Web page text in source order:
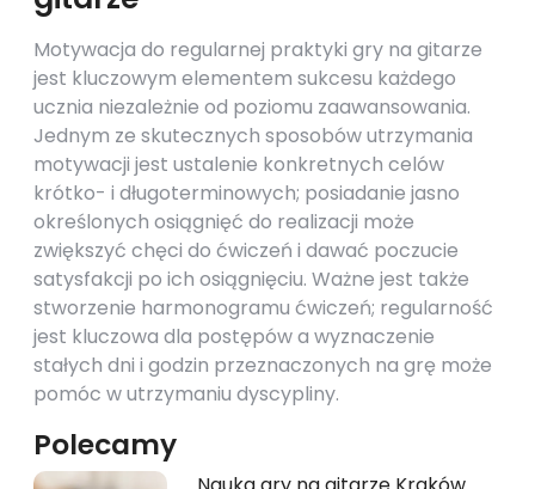
Motywacja do regularnej praktyki gry na gitarze
jest kluczowym elementem sukcesu każdego
ucznia niezależnie od poziomu zaawansowania.
Jednym ze skutecznych sposobów utrzymania
motywacji jest ustalenie konkretnych celów
krótko- i długoterminowych; posiadanie jasno
określonych osiągnięć do realizacji może
zwiększyć chęci do ćwiczeń i dawać poczucie
satysfakcji po ich osiągnięciu. Ważne jest także
stworzenie harmonogramu ćwiczeń; regularność
jest kluczowa dla postępów a wyznaczenie
stałych dni i godzin przeznaczonych na grę może
pomóc w utrzymaniu dyscypliny.
Polecamy